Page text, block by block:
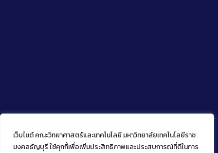
เว็บไซต์ คณะวิทยาศาสตร์และเทคโนโลยี มหาวิทยาลัยเทคโนโลยีราช
มงคลธัญบุรี ใช้คุกกี้เพื่อเพิ่มประสิทธิภาพและประสบการณ์ที่ดีในการ